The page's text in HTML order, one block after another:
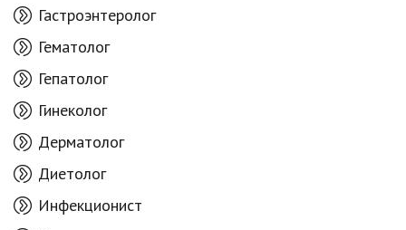
Гастроэнтеролог
Гематолог
Гепатолог
Гинеколог
Дерматолог
Диетолог
Инфекционист